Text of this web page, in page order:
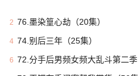
2 76.墨染篁心劫（20集）
4 74.别后三年（25集）
6 72.分手后男频女频大乱斗第二